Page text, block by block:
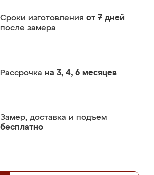
Сроки изготовления от 7 дней
после замера
Рассрочка на 3, 4, 6 месяцев
Замер, доставка и подъем
бесплатно